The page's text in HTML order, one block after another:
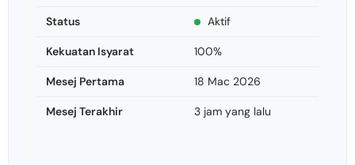
Status Aktif
Kekuatan Isyarat 100%
Mesej Pertama 18 Mac 2026
Mesej Terakhir 3 jam yang lalu